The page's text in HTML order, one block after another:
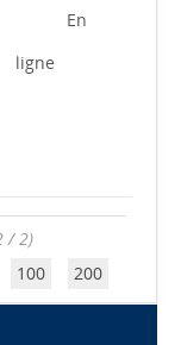
En
ligne
/ 2)
100 200